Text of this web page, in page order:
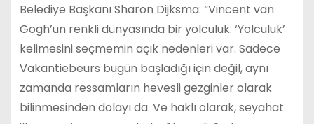
Belediye Başkanı Sharon Dijksma: “Vincent van
Gogh’un renkli dünyasında bir yolculuk. ‘Yolculuk’
kelimesini seçmemin açık nedenleri var. Sadece
Vakantiebeurs bugün başladığı için değil, aynı
zamanda ressamların hevesli gezginler olarak
bilinmesinden dolayı da. Ve haklı olarak, seyahat